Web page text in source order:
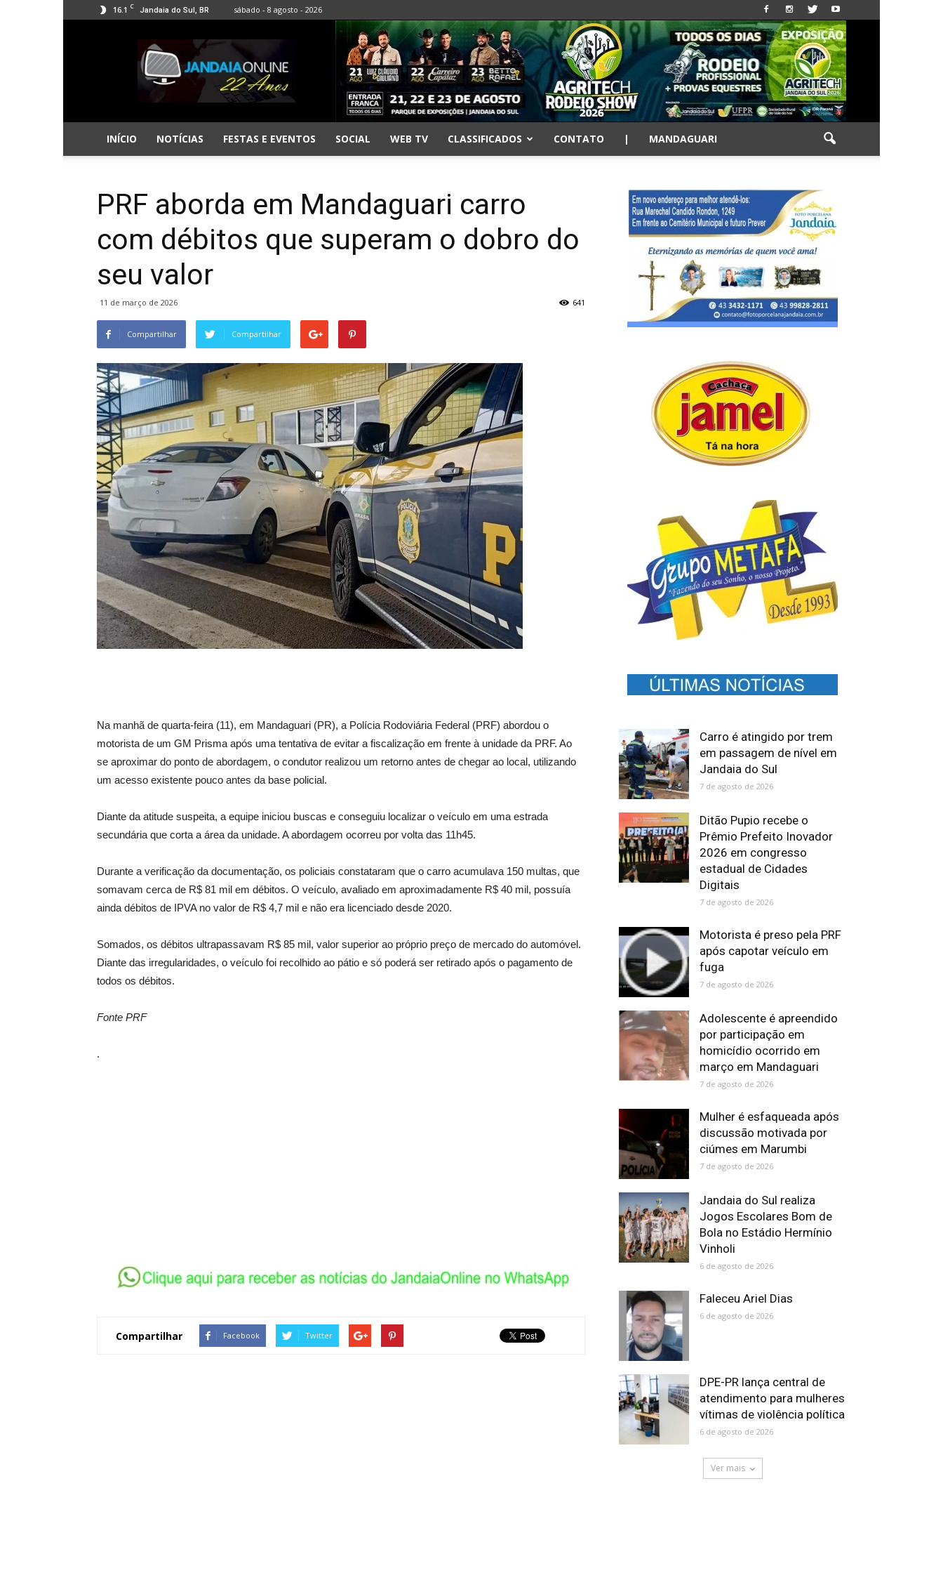
16.1 C Jandaia do Sul, BR sábado - 8 agosto - 2026
Jandaia
Online
INÍCIO NOTÍCIAS FESTAS E EVENTOS SOCIAL WEB TV CLASSIFICADOS CONTATO | MANDAGUARI
PRF aborda em Mandaguari carro
com débitos que superam o dobro do
seu valor
11 de março de 2026 641
Compartilhar Compartilhar
Na manhã de quarta-feira (11), em Mandaguari (PR), a Polícia Rodoviária Federal (PRF) abordou o
motorista de um GM Prisma após uma tentativa de evitar a fiscalização em frente à unidade da PRF. Ao
se aproximar do ponto de abordagem, o condutor realizou um retorno antes de chegar ao local, utilizando
um acesso existente pouco antes da base policial.
Diante da atitude suspeita, a equipe iniciou buscas e conseguiu localizar o veículo em uma estrada
secundária que corta a área da unidade. A abordagem ocorreu por volta das 11h45.
Durante a verificação da documentação, os policiais constataram que o carro acumulava 150 multas, que
somavam cerca de R$ 81 mil em débitos. O veículo, avaliado em aproximadamente R$ 40 mil, possuía
ainda débitos de IPVA no valor de R$ 4,7 mil e não era licenciado desde 2020.
Somados, os débitos ultrapassavam R$ 85 mil, valor superior ao próprio preço de mercado do automóvel.
Diante das irregularidades, o veículo foi recolhido ao pátio e só poderá ser retirado após o pagamento de
todos os débitos.
Fonte PRF
.
Compartilhar Facebook Twitter
Carro é atingido por trem
em passagem de nível em
Jandaia do Sul
7 de agosto de 2026
Ditão Pupio recebe o
Prêmio Prefeito Inovador
2026 em congresso
estadual de Cidades
Digitais
7 de agosto de 2026
Motorista é preso pela PRF
após capotar veículo em
fuga
7 de agosto de 2026
Adolescente é apreendido
por participação em
homicídio ocorrido em
março em Mandaguari
7 de agosto de 2026
Mulher é esfaqueada após
discussão motivada por
ciúmes em Marumbi
7 de agosto de 2026
Jandaia do Sul realiza
Jogos Escolares Bom de
Bola no Estádio Hermínio
Vinholi
6 de agosto de 2026
Faleceu Ariel Dias
6 de agosto de 2026
DPE-PR lança central de
atendimento para mulheres
vítimas de violência política
6 de agosto de 2026
Ver mais